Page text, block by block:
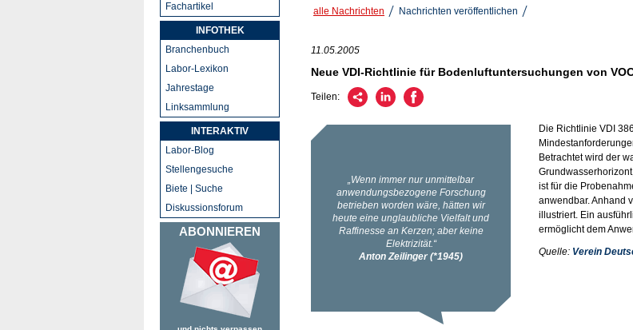
alle Nachrichten Nachrichten veröffentlichen
11.05.2005
Neue VDI-Richtlinie für Bodenluftuntersuchungen von
Teilen:
Die Richtlinie VDI
Betrachtet wird der
ist für die
anwendbar. Anhand
illustriert. Ein
ermöglicht dem
Quelle: Verein
Fachartikel
INFOTHEK
Branchenbuch
Labor-Lexikon
Jahrestage
Linksammlung
INTERAKTIV
Labor-Blog
Stellengesuche
Biete | Suche
Diskussionsforum
ABONNIEREN